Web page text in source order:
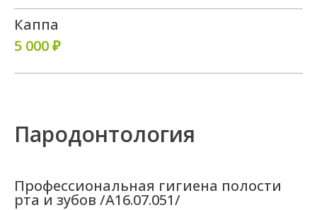
Каппа
5 000 ₽
Пародонтология
Профессиональная гигиена полости
рта и зубов /A16.07.051/